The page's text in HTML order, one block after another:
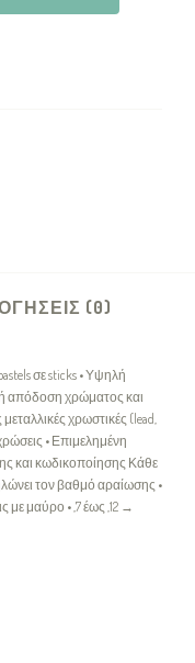
(0)
σε sticks • Υψηλή
απόδοση χρώματος και
χρωστικές (lead,
• Επιμελημένη
και κωδικοποίησης Κάθε
τον βαθμό αραίωσης •
μαύρο • ,7 έως ,12 →